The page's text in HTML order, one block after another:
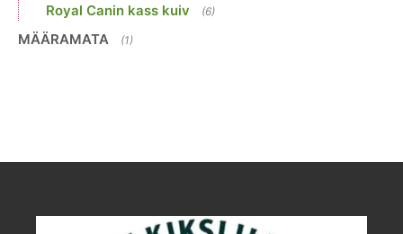
Royal Canin kass kuiv (6)
MÄÄRAMATA (1)